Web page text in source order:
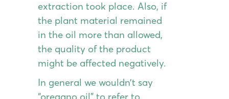
extraction took place. Also, if
the plant material remained
in the oil more than allowed,
the quality of the product
might be affected negatively.
In general we wouldn’t say